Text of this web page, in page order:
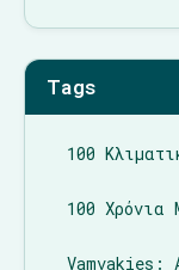
Tags
100
100 Χρόνια